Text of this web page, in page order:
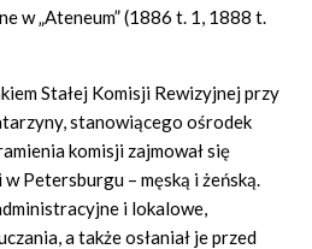
w „Ateneum” (1886 t. 1, 1888 t.
Stałej Komisji Rewizyjnej przy
stanowiącego ośrodek
komisji zajmował się
Petersburgu – męską i żeńską.
i lokalowe,
a także osłaniał je przed